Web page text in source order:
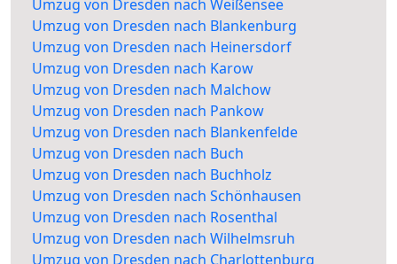
Umzug von Dresden nach Weißensee
Umzug von Dresden nach Blankenburg
Umzug von Dresden nach Heinersdorf
Umzug von Dresden nach Karow
Umzug von Dresden nach Malchow
Umzug von Dresden nach Pankow
Umzug von Dresden nach Blankenfelde
Umzug von Dresden nach Buch
Umzug von Dresden nach Buchholz
Umzug von Dresden nach Schönhausen
Umzug von Dresden nach Rosenthal
Umzug von Dresden nach Wilhelmsruh
Umzug von Dresden nach Charlottenburg